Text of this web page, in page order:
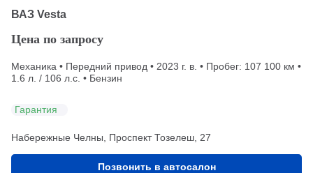
ВАЗ Vesta
Цена по запросу
Механика • Передний привод • 2023 г. в. • Пробег: 107 100 км •
1.6 л. / 106 л.с. • Бензин
Гарантия
Набережные Челны, Проспект Тозелеш, 27
Позвонить в автосалон